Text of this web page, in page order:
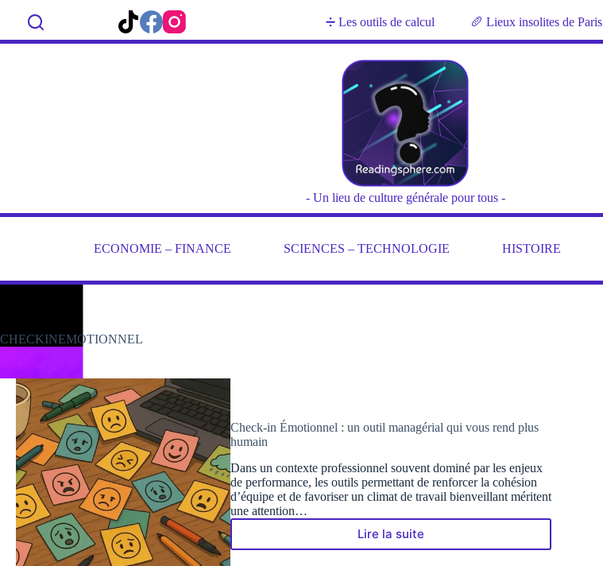
➗ Les outils de calcul 🥖 Lieux insolites de Paris
- Un lieu de culture générale pour tous -
ECONOMIE – FINANCE SCIENCES – TECHNOLOGIE HISTOIRE
CHECKINEMOTIONNEL
Check-in Émotionnel : un outil managérial qui vous rend plus
humain
Dans un contexte professionnel souvent dominé par les enjeux
de performance, les outils permettant de renforcer la cohésion
d’équipe et de favoriser un climat de travail bienveillant méritent
une attention…
Lire la suite
Check-